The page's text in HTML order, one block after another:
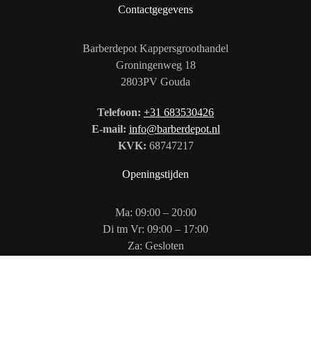
Contactgegevens
Barberdepot Kappersgroothandel
Groningenweg 18
2803PV Gouda
Telefoon: +31 683530426
E-mail: info@barberdepot.nl
KVK: 68747217
Openingstijden
Ma: 09:00 – 20:00
Di tm Vr: 09:00 – 17:00
Za: Gesloten